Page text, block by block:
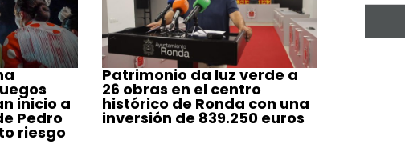
inicio a
Pedro
riesgo
Patrimonio da luz verde a
26 obras en el centro
histórico de Ronda con una
inversión de 839.250 euros